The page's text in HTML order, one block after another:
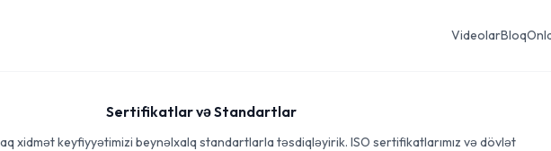
VideolarBloq
Sertifikatlar və Standartlar
xidmət keyfiyyətimizi beynəlxalq standartlarla təsdiqləyirik. ISO sertifikatlarımız və dövlət